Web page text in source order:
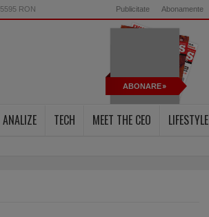
RON Publicitate Abonamente
ABONARE
ANALIZE TECH MEET THE CEO LIFESTYLE